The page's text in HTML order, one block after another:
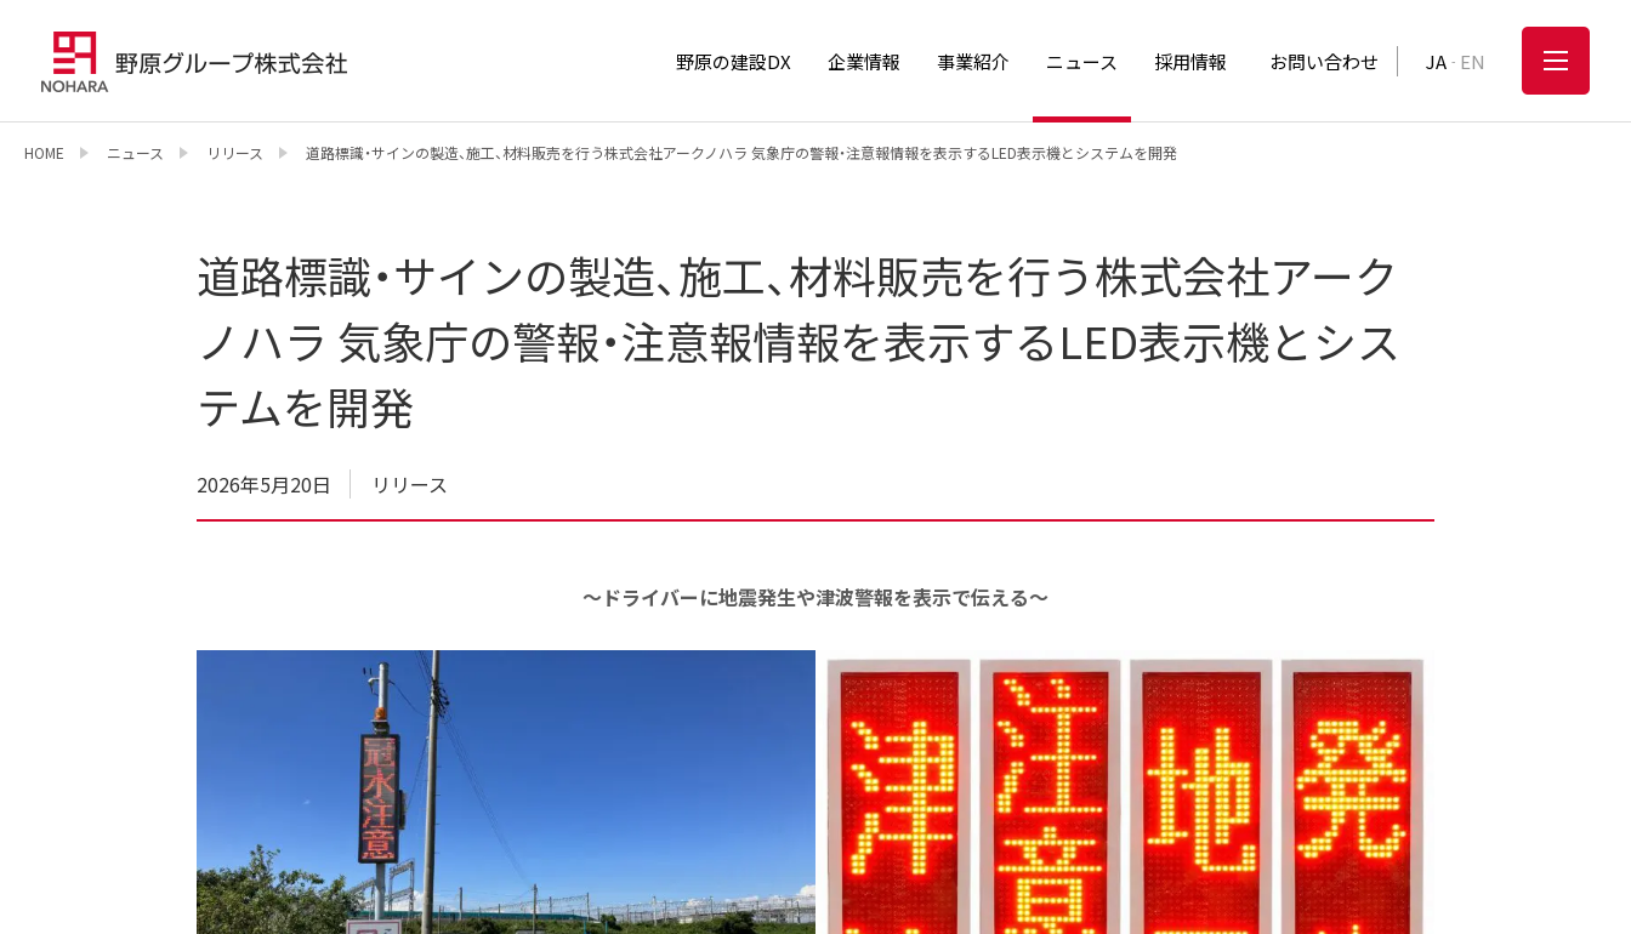
野原の建設DX 企業情報 事業紹介 ニュース 採用情報 お問い合わせ JA - EN
HOME ニュース リリース 道路標識・サインの製造、施工、材料販売を行う株式会社アークノハラ 気象庁の警報・注意報情報を表示するLED表示機とシステムを開発
道路標識・サインの製造、施工、材料販売を行う株式会社アーク
ノハラ 気象庁の警報・注意報情報を表示するLED表示機とシス
テムを開発
2026年5月20日 リリース
～ドライバーに地震発生や津波警報を表示で伝える～